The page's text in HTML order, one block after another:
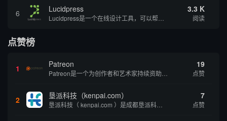
6 Lucidpress 3.3 K
阅读
点赞榜
1 Patreon 19
点赞
2 垦派科技（kenpai.com） 7
点赞